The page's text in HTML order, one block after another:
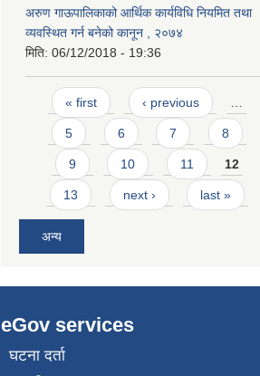
अरुण गाऊपालिकाको आर्थिक कार्यविधि नियमित तथा
व्यवस्थित गर्न बनेको कानून , २०७४
मिति: 06/12/2018 - 19:36
Pages
« first ‹ previous
5 6 7 8
9 10 11 12
13 next › last »
अन्य
eGov services
घटना दर्ता